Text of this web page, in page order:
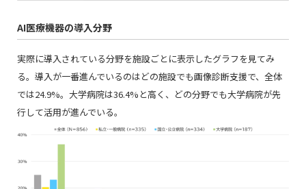
AI医療機器の導入分野
実際に導入されている分野を施設ごとに表示したグラフを見てみ
る。導入が一番進んでいるのはどの施設でも画像診断支援で、全体
では24.9%。大学病院は36.4%と高く、どの分野でも大学病院が先
行して活用が進んでいる。